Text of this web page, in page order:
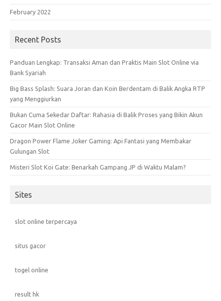
February 2022
Recent Posts
Panduan Lengkap: Transaksi Aman dan Praktis Main Slot Online via
Bank Syariah
Big Bass Splash: Suara Joran dan Koin Berdentam di Balik Angka RTP
yang Menggiurkan
Bukan Cuma Sekedar Daftar: Rahasia di Balik Proses yang Bikin Akun
Gacor Main Slot Online
Dragon Power Flame Joker Gaming: Api Fantasi yang Membakar
Gulungan Slot
Misteri Slot Koi Gate: Benarkah Gampang JP di Waktu Malam?
Sites
slot online terpercaya
situs gacor
togel online
result hk